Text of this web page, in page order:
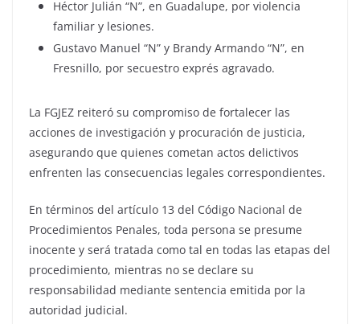
Héctor Julián “N”, en Guadalupe, por violencia
familiar y lesiones.
Gustavo Manuel “N” y Brandy Armando “N”, en
Fresnillo, por secuestro exprés agravado.
La FGJEZ reiteró su compromiso de fortalecer las
acciones de investigación y procuración de justicia,
asegurando que quienes cometan actos delictivos
enfrenten las consecuencias legales correspondientes.
En términos del artículo 13 del Código Nacional de
Procedimientos Penales, toda persona se presume
inocente y será tratada como tal en todas las etapas del
procedimiento, mientras no se declare su
responsabilidad mediante sentencia emitida por la
autoridad judicial.